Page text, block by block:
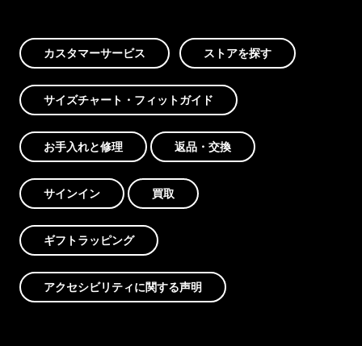
カスタマーサービス ストアを探す
サイズチャート・フィットガイド
お手入れと修理 返品・交換
サインイン 買取
ギフトラッピング
アクセシビリティに関する声明